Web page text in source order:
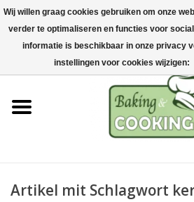
Startseite
Koch-&Backutensilien
Maschinen & Teile
Edelstahl
Artikel mit Schlagwort
Wij willen graag cookies gebruiken om onze
verder te optimaliseren en functies voor
informatie is beschikbaar in onze privacy
instellingen voor cookies wijzigen: